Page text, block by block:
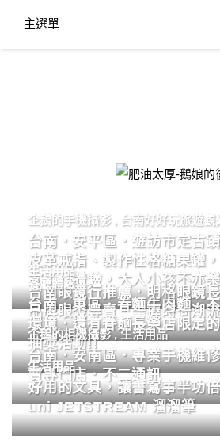
主選單
肥
企鵝的手機攝影 台南好好玩旅遊觀
台南．安平區．遊訪市定古
皮革戒指、製作性格糖果罐
的手作體驗，大人小孩不亦樂
生活用品
台南眼鏡行推薦．明格眼鏡
品牌眼鏡專賣．掌握時尚潮
餐廳體驗
台南．東區．眷麵牛肉麵．
環境．還有眷麵長榮店限定
抽獎活動!!
企鵝的相機攝影,生活用品
台南．安南區．專業手機維
賣專門店．不二通訊
生活用品
好用的文具，讓書寫事半功
uni JETSTREAM 溜溜筆